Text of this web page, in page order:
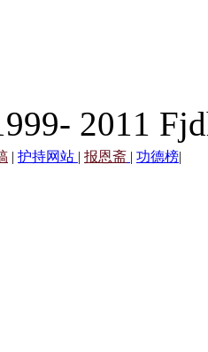
2011
| 护持网站 | 报恩斋 | 功德榜|